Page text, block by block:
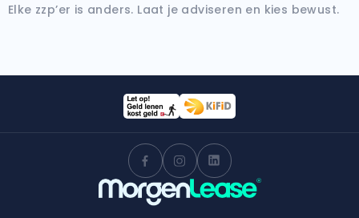
Elke zzp’er is anders. Laat je adviseren en kies bewust.